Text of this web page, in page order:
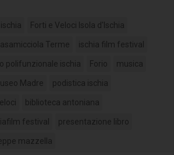
ischia Forti e Veloci Isola d'Ischia
Terme ischia film festival
polifunzionale ischia Forio musica
Madre podistica ischia
biblioteca antoniana
festival presentazione libro
mazzella